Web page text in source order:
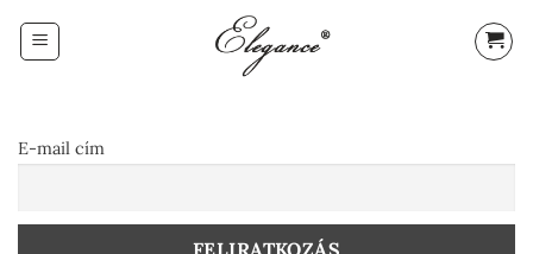
E-mail cím